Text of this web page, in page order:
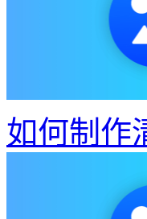
如何制作